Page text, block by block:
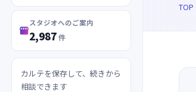

スタジオへのご案内
2,987件
カルテを保存して、続きから
相談できます
TOP